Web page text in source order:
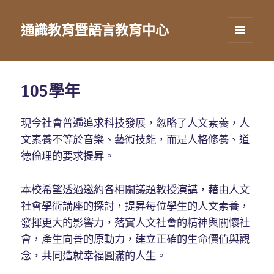
通識教育暨語言教育中心
小工具
105學年
現今社會普遍追求科技發展，忽略了人文素養，人
文素養不等於音樂、藝術技能，而是人格修養、道
德倫理的要求提昇。
本校希望透過邀約各相關議題教授演講，藉由人文
社會學術講座的探討，提昇每位學生的人文素養，
發揮更大的影響力，落實人文社會的精神與關懷社
會，產生向善的原動力，建立正確的生命價值與觀
念，共同造就幸福圓滿的人生。